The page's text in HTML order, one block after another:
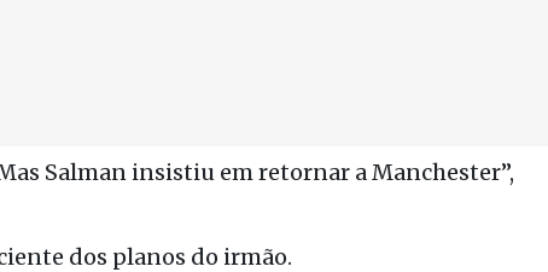
Salman insistiu em retornar a Manchester”,
dos planos do irmão.